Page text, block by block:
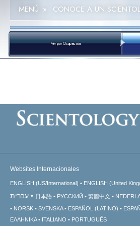
MENÚ » CONOCE A UN
Ver por Ocupación
Websites Internacionales
ENGLISH (US/International) ENGLISH (United
עברית 日本語 РУССКИЙ 繁體中文
NORSK
SVENSKA ESPAÑOL (LATINO)
ΕΛΛΗΝΙΚA
ITALIANO PORTUGUÊS